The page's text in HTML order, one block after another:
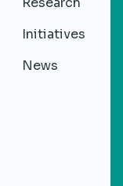
Initiatives
News